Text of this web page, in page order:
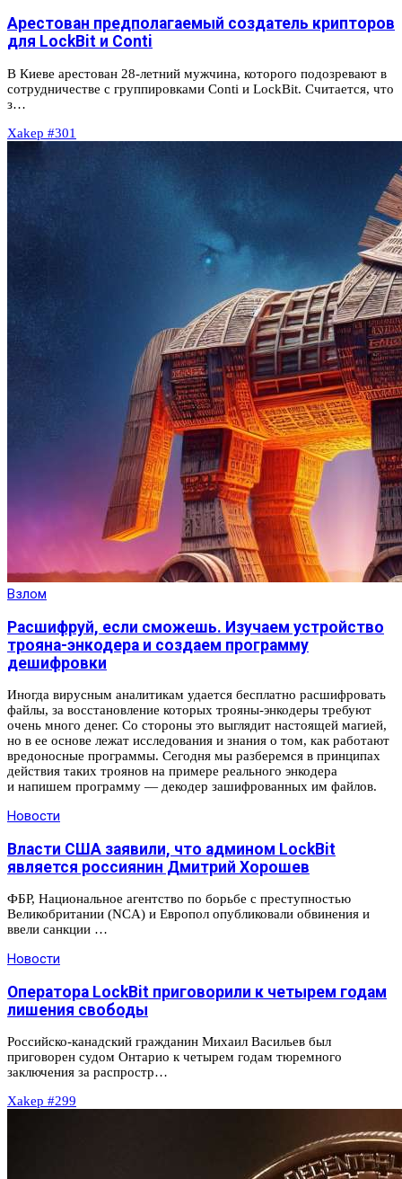
Арестован предполагаемый создатель крипторов
для LockBit и Conti
В Киеве арестован 28-летний мужчина, которого подозревают в
сотрудничестве с группировками Conti и LockBit. Считается, что
з…
Xakep #301
Взлом
Расшифруй, если сможешь. Изучаем устройство
трояна-энкодера и создаем программу
дешифровки
Иногда вирусным аналитикам удается бесплатно расшифровать
файлы, за восстановление которых трояны‑энкодеры требуют
очень много денег. Со стороны это выглядит настоящей магией,
но в ее основе лежат исследования и знания о том, как работают
вредоносные программы. Сегодня мы разберемся в принципах
действия таких троянов на примере реального энкодера
и напишем программу — декодер зашифрованных им файлов.
Новости
Власти США заявили, что админом LockBit
является россиянин Дмитрий Хорошев
ФБР, Национальное агентство по борьбе с преступностью
Великобритании (NCA) и Европол опубликовали обвинения и
ввели санкции …
Новости
Оператора LockBit приговорили к четырем годам
лишения свободы
Российско-канадский гражданин Михаил Васильев был
приговорен судом Онтарио к четырем годам тюремного
заключения за распростр…
Xakep #299